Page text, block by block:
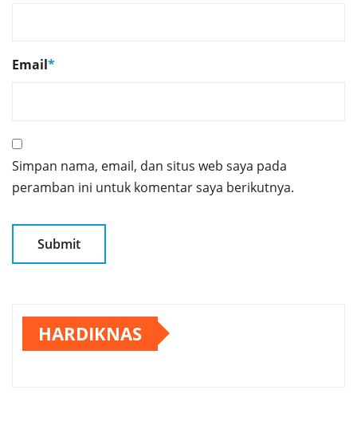
Email*
Simpan nama, email, dan situs web saya pada
peramban ini untuk komentar saya berikutnya.
HARDIKNAS